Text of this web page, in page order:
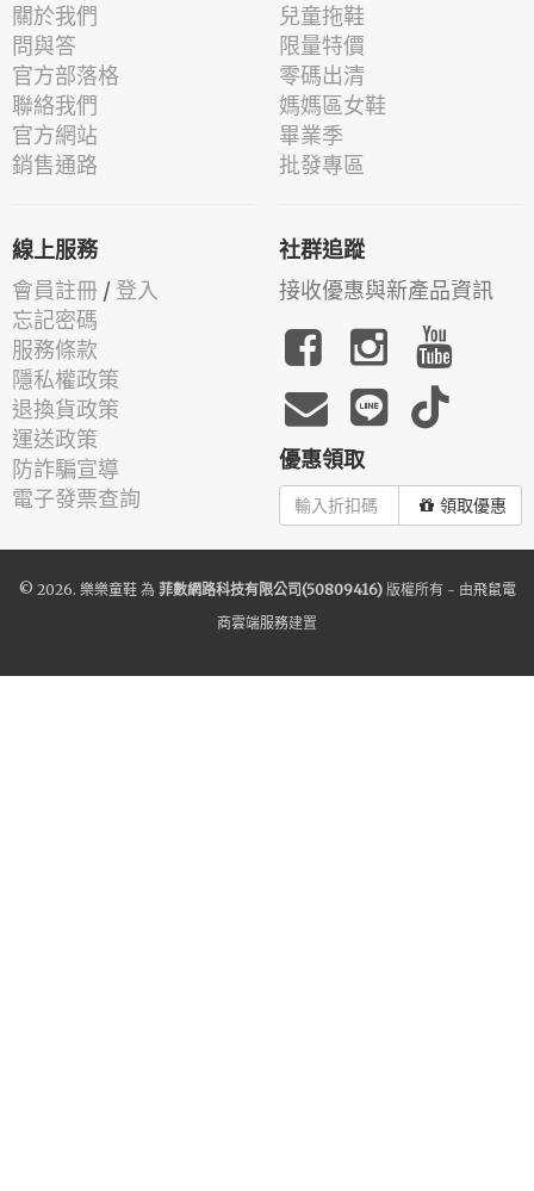
關於我們
問與答
官方部落格
聯絡我們
官方網站
銷售通路
兒童拖鞋
限量特價
零碼出清
媽媽區女鞋
畢業季
批發專區
線上服務
會員註冊 / 登入
忘記密碼
服務條款
隱私權政策
退換貨政策
運送政策
防詐騙宣導
電子發票查詢
社群追蹤
接收優惠與新產品資訊
優惠領取
領取優惠
© 2026. 樂樂童鞋為 菲數網路科技有限公司(50809416)版權所有 - 由飛鼠電
商雲端服務建置